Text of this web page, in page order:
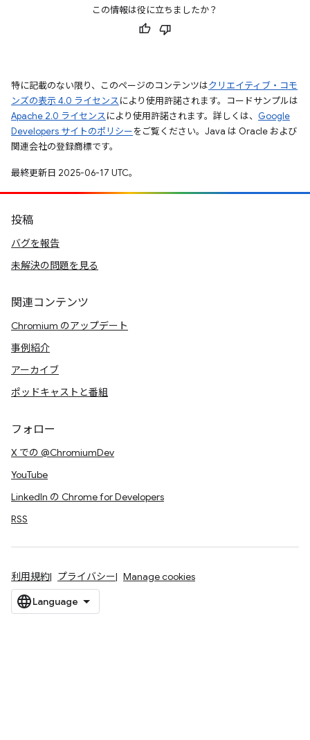
この情報は役に立ちましたか？
特に記載のない限り、このページのコンテンツはクリエイティブ・コモ
ンズの表示 4.0 ライセンスにより使用許諾されます。コードサンプルは
Apache 2.0 ライセンスにより使用許諾されます。詳しくは、 Google
Developers サイトのポリシーをご覧ください。Java は Oracle および
関連会社の登録商標です。
最終更新日 2025-06-17 UTC。
投稿
バグを報告
未解決の問題を見る
関連コンテンツ
Chromium のアップデート
事例紹介
アーカイブ
ポッドキャストと番組
フォロー
X での @ChromiumDev
YouTube
LinkedIn の Chrome for Developers
RSS
利用規約 プライバシー Manage cookies